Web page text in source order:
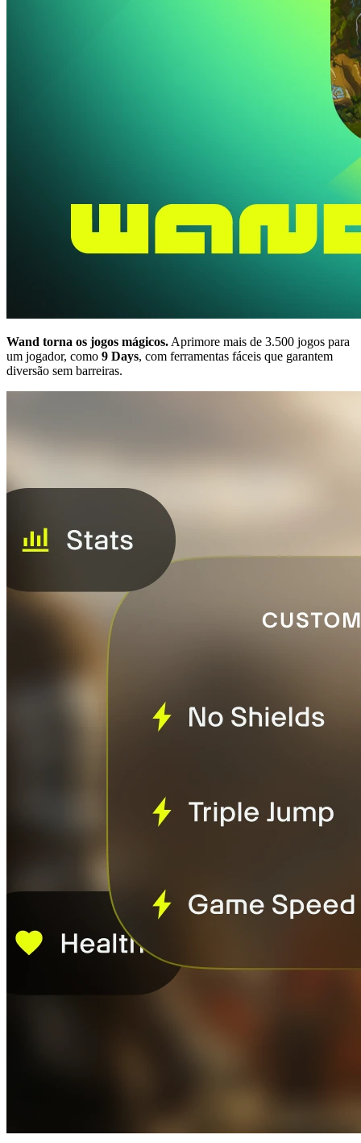
Wand torna os jogos mágicos. Aprimore mais de 3.500 jogos para
um jogador, como 9 Days, com ferramentas fáceis que garantem
diversão sem barreiras.